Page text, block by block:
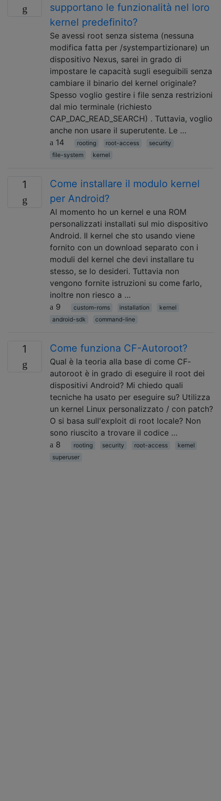
supportano le funzionalità nel loro
kernel predefinito?
Se avessi root senza sistema (nessuna
modifica fatta per /systempartizionare) un
dispositivo Nexus, sarei in grado di
impostare le capacità sugli eseguibili senza
cambiare il binario del kernel originale?
Spesso voglio gestire i file senza restrizioni
dal mio terminale (richiesto
CAP_DAC_READ_SEARCH) . Tuttavia, voglio
anche non usare il superutente. Le …
14
rooting root-access
security
file-system
kernel
1
Come installare il modulo kernel
per Android?
Al momento ho un kernel e una ROM
personalizzati installati sul mio dispositivo
Android. Il kernel che sto usando viene
fornito con un download separato con i
moduli del kernel che devi installare tu
stesso, se lo desideri. Tuttavia non
vengono fornite istruzioni su come farlo,
inoltre non riesco a …
9
custom-roms installation
kernel
android-sdk
command-line
1 Come funziona CF-Autoroot?
Qual è la teoria alla base di come CF-
autoroot è in grado di eseguire il root dei
dispositivi Android? Mi chiedo quali
tecniche ha usato per eseguire su? Utilizza
un kernel Linux personalizzato / con patch?
O si basa sull'exploit di root locale? Non
sono riuscito a trovare il codice …
8
rooting security root-access
kernel
superuser